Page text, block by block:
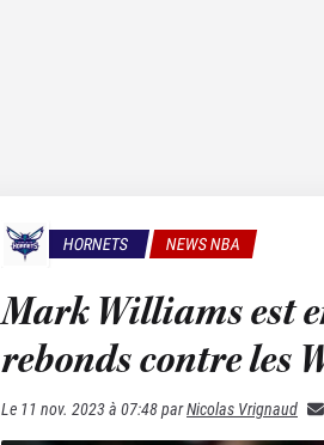
HORNETS NEWS NBA
Mark Williams est
rebonds contre les
Le 11 nov. 2023 à 07:48parNicolas Vrignaud